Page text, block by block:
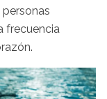
frecuencia